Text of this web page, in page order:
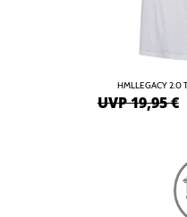
HMLLEGACY 2.0
UVP 19,95 €